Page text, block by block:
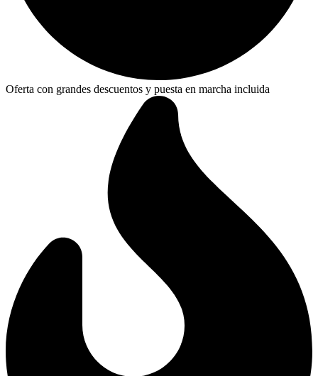
Oferta con grandes descuentos y puesta en marcha incluida